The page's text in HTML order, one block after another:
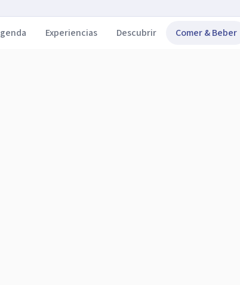
Experiencias Descubrir Comer & Beber